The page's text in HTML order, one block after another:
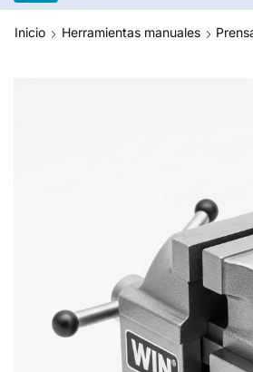
Inicio Herramientas manuales